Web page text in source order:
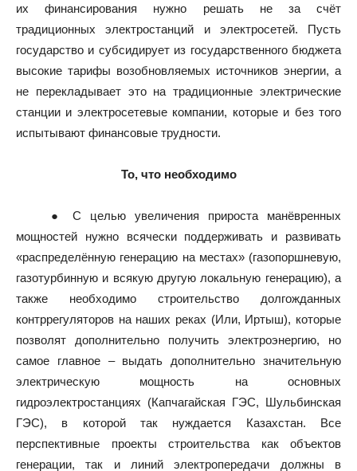
их финансирования нужно решать не за счёт
традиционных электростанций и электросетей. Пусть
государство и субсидирует из государственного бюджета
высокие тарифы возобновляемых источников энергии, а
не перекладывает это на традиционные электрические
станции и электросетевые компании, которые и без того
испытывают финансовые трудности.
То, что необходимо
● С целью увеличения прироста манёвренных
мощностей нужно всячески поддерживать и развивать
«распределённую генерацию на местах» (газопоршневую,
газотурбинную и всякую другую локальную генерацию), а
также необходимо строительство долгожданных
контррегуляторов на наших реках (Или, Иртыш), которые
позволят дополнительно получить электроэнергию, но
самое главное – выдать дополнительно значительную
электрическую мощность на основных
гидроэлектростанциях (Капчагайская ГЭС, Шульбинская
ГЭС), в которой так нуждается Казахстан. Все
перспективные проекты строительства как объектов
генерации, так и линий электропередачи должны в